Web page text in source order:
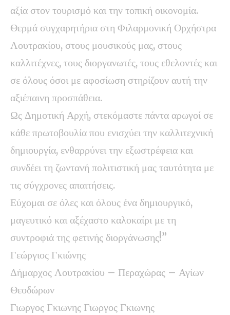
αξία στον τουρισμό και την τοπική οικονομία.
Θερμά συγχαρητήρια στη Φιλαρμονική Ορχήστρα
Λουτρακίου, στους μουσικούς μας, στους
καλλιτέχνες, τους διοργανωτές, τους εθελοντές και
σε όλους όσοι με αφοσίωση στηρίζουν αυτή την
αξιέπαινη προσπάθεια.
Ως Δημοτική Αρχή, στεκόμαστε πάντα αρωγοί σε
κάθε πρωτοβουλία που ενισχύει την καλλιτεχνική
δημιουργία, ενθαρρύνει την εξωστρέφεια και
συνδέει τη ζωντανή πολιτιστική μας ταυτότητα με
τις σύγχρονες απαιτήσεις.
Εύχομαι σε όλες και όλους ένα δημιουργικό,
μαγευτικό και αξέχαστο καλοκαίρι με τη
συντροφιά της φετινής διοργάνωσης!”
Γεώργιος Γκιώνης
Δήμαρχος Λουτρακίου – Περαχώρας – Αγίων
Θεοδώρων
Γιωργος Γκιωνης Γιωργος Γκιωνης